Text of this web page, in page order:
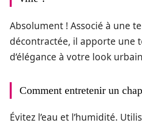
Absolument ! Associé à une
décontractée, il apporte une
d’élégance à votre look
Comment entretenir un
Évitez l’eau et l’humidité.